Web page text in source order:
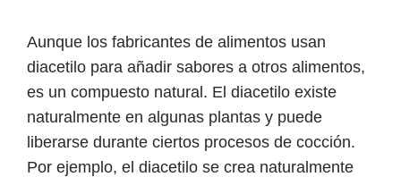
Aunque los fabricantes de alimentos usan
diacetilo para añadir sabores a otros alimentos,
es un compuesto natural. El diacetilo existe
naturalmente en algunas plantas y puede
liberarse durante ciertos procesos de cocción.
Por ejemplo, el diacetilo se crea naturalmente